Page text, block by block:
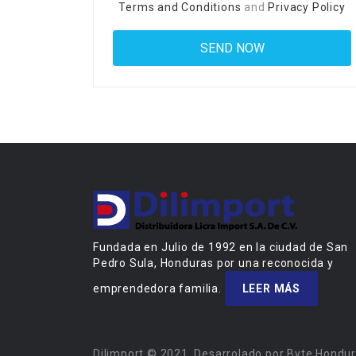
Terms and Conditions and Privacy Policy
Fundada en Julio de 1992 en la ciudad de San
Pedro Sula, Honduras por una reconocida y
emprendedora familia.
LEER MÁS